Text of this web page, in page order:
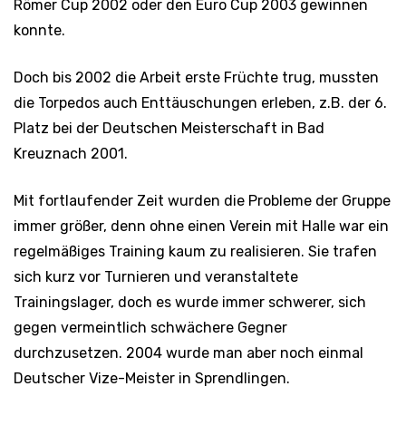
Römer Cup 2002 oder den Euro Cup 2003 gewinnen
konnte.
Doch bis 2002 die Arbeit erste Früchte trug, mussten
die Torpedos auch Enttäuschungen erleben, z.B. der 6.
Platz bei der Deutschen Meisterschaft in Bad
Kreuznach 2001.
Mit fortlaufender Zeit wurden die Probleme der Gruppe
immer größer, denn ohne einen Verein mit Halle war ein
regelmäßiges Training kaum zu realisieren. Sie trafen
sich kurz vor Turnieren und veranstaltete
Trainingslager, doch es wurde immer schwerer, sich
gegen vermeintlich schwächere Gegner
durchzusetzen. 2004 wurde man aber noch einmal
Deutscher Vize-Meister in Sprendlingen.